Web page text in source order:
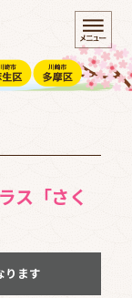
ス「さく
ります